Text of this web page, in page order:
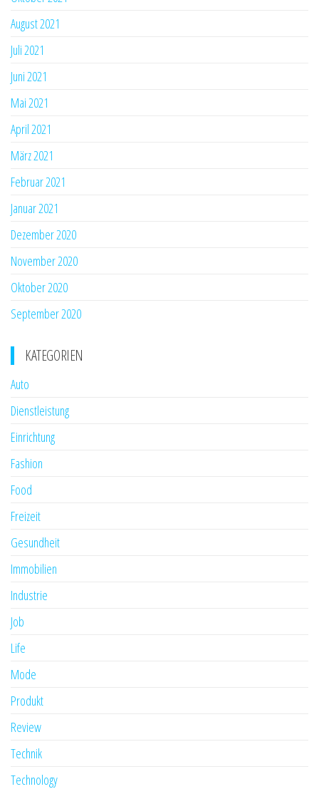
August 2021
Juli 2021
Juni 2021
Mai 2021
April 2021
März 2021
Februar 2021
Januar 2021
Dezember 2020
November 2020
Oktober 2020
September 2020
KATEGORIEN
Auto
Dienstleistung
Einrichtung
Fashion
Food
Freizeit
Gesundheit
Immobilien
Industrie
Job
Life
Mode
Produkt
Review
Technik
Technology